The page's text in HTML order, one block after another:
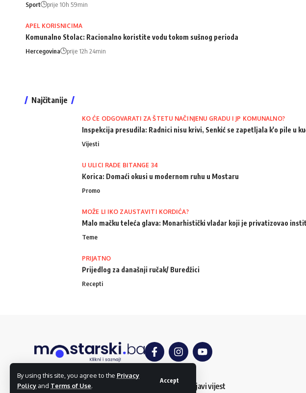
By using this site, you agree to the Privacy
Policy and Terms of Use.
Accept
Sport prije 10h 59min
APEL KORISNICIMA
Komunalno Stolac: Racionalno koristite vodu tokom sušnog perioda
Hercegovina prije 12h 24min
Najčitanije
KO ĆE ODGOVARATI ZA ŠTETU NAČINJENU GRADU I JP KOMUNALNO?
Inspekcija presudila: Radnici nisu krivi, Senkić se zapetljala k'o pile u
Vijesti
U ULICI RADE BITANGE 34
Korica: Domaći okusi u modernom ruhu u Mostaru
Promo
MOŽE LI IKO ZAUSTAVITI KORDIĆA?
Malo mačku teleća glava: Monarhistički vladar koji je privatizovao
Teme
PRIJATNO
Prijedlog za današnji ručak/ Buredžici
Recepti
O nama Impressum Kontakt Dojavi vijest